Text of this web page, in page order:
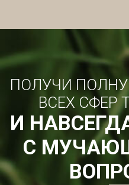
ПОЛУЧИ
ВСЕХ СФЕР
И
С